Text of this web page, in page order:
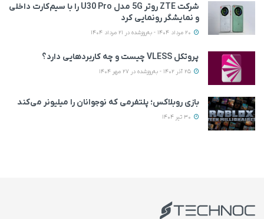
شرکت ZTE روتر 5G مدل U30 Pro را با سیم‌کارت داخلی
و نمایشگر رونمایی کرد
پروتکل VLESS چیست و چه کاربردهایی دارد؟
بازی روبلاکس؛ پلتفرمی که نوجوانان را میلیونر می‌کند